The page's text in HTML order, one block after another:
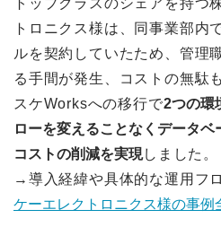
トロニクス様は、同事業部内
ルを契約していたため、管理
る手間が発生、コストの無駄
スケWorksへの移行で2つの環
ローを変えることなくデータ
コストの削減を実現しました。
→導入経緯や具体的な運用フ
ケーエレクトロニクス様の事例